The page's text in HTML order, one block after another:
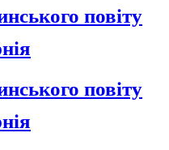
повіту
повіту